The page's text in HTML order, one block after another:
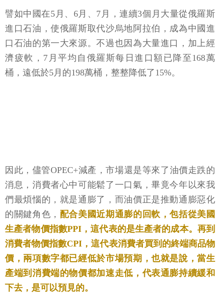
譬如中國在5月、6月、7月，連續3個月大量從俄羅斯
進口石油，使俄羅斯取代沙烏地阿拉伯，成為中國進
口石油的第一大來源。不過也因為大量進口，加上經
濟疲軟，7月平均自俄羅斯每日進口額已降至168萬
桶，遠低於5月的198萬桶，整整降低了15%。
因此，儘管OPEC+減產，市場還是等來了油價走跌的
消息，消費者心中可能鬆了一口氣，畢竟今年以來我
們最煩惱的，就是通膨了，而油價正是推動通膨惡化
的關鍵角色， 配合美國近期通膨的回軟，包括從美國
生產者物價指數PPI，這代表的是生產者的成本。再到
消費者物價指數CPI，這代表消費者買到的終端商品物
價，兩項數字都已經低於市場預期，也就是說，當生
產端到消費端的物價都加速走低，代表通膨持續緩和
下去，是可以預見的。